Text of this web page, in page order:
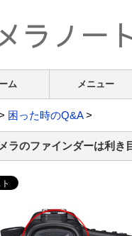
ム メニュー
困った時のQ&A>
ラのファインダーは利き